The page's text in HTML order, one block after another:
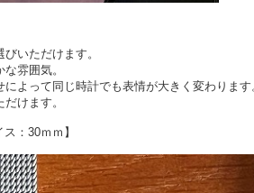
いただけます。
雰囲気。
よって同じ時計でも表情が大きく変わります
けます。
ス：30ｍｍ】